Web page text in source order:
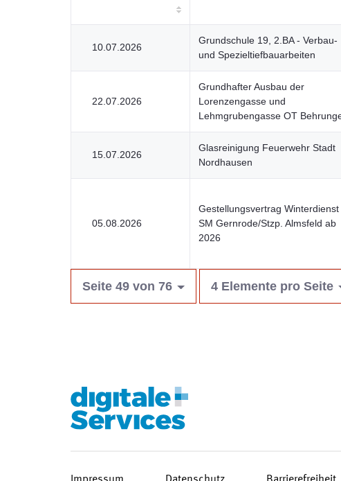
10.07.2026
Grundschule 19, 2.BA - Verbau-
und Spezieltiefbauarbeiten
22.07.2026
Grundhafter Ausbau der
Lorenzengasse und
Lehmgrubengasse OT
15.07.2026
Glasreinigung Feuerwehr Stadt
Nordhausen
05.08.2026
Gestellungsvertrag Winterdienst
SM Gernrode/Stzp. Almsfeld ab
2026
Seite 49 von 76 4 Elemente pro Seite